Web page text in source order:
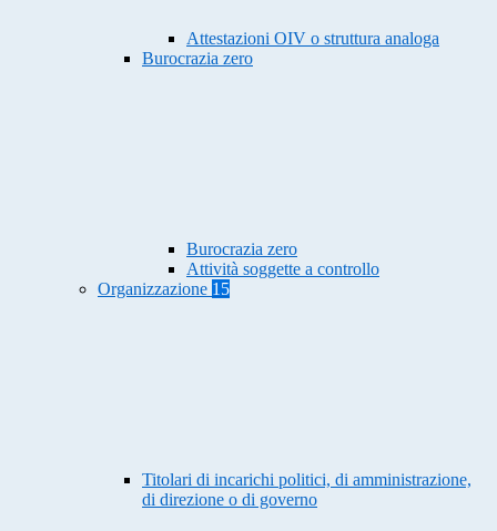
Attestazioni OIV o struttura analoga
Burocrazia zero
Burocrazia zero
Attività soggette a controllo
Organizzazione 15
Titolari di incarichi politici, di amministrazione,
di direzione o di governo